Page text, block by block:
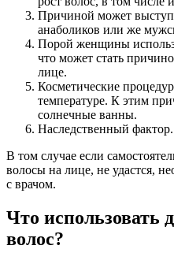
Причиной может
анаболиков или же
Порой женщины
что может стать
лице.
Косметические
температуре. К этим
солнечные ванны.
Наследственный фактор.
В том случае если
волосы на лице, не удастся,
с врачом.
Что использовать
волос?